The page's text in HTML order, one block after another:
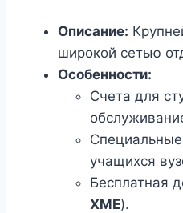
Описание:
широкой сетью
Особенности:
Счета для
учащихся
Бесплатная
XME).